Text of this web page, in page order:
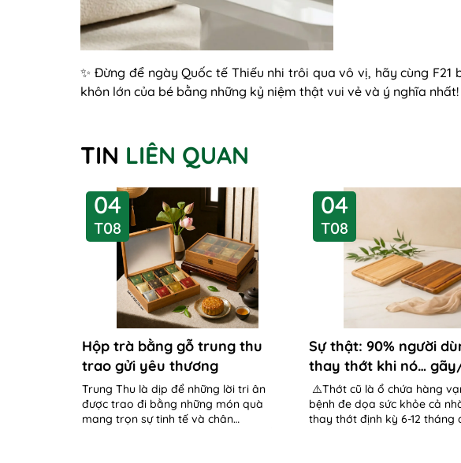
✨ Đừng để ngày Quốc tế Thiếu nhi trôi qua vô vị, hãy cùng
khôn lớn của bé bằng những kỷ niệm thật vui vẻ và ý nghĩa nhất!
TIN LIÊN QUAN
04
T08
Hộp trà bằng gỗ trung thu
trao gửi yêu thương
Trung Thu là dịp để những lời tri ân
được trao đi bằng những món quà
mang trọn sự tinh tế và chân
04
T08
Sự thật: 90% người
thay thớt khi nó…
hỏng nặng😳
⚠️Thớt cũ là ổ chứa hàng
bệnh đe dọa sức khỏe cả
thay thớt định kỳ 6-12 tháng